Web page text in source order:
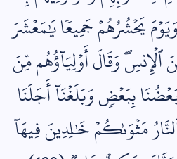
يَعۡمَلُونَ (127) وَيَوۡمَ يَحۡشُرُهُمۡ جَمِيعٗا يَٰمَعۡشَرَ
وَقَالَ أَوۡلِيَآؤُهُم مِّنَ
بِبَعۡضٖ وَبَلَغۡنَآ أَجَلَنَا
مَثۡوَىٰكُمۡ خَٰلِدِينَ فِيهَآ